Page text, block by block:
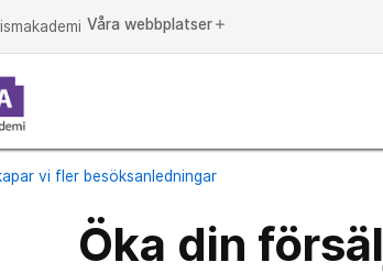
Våra webbplatser add
vi fler besöksanledningar
Öka din